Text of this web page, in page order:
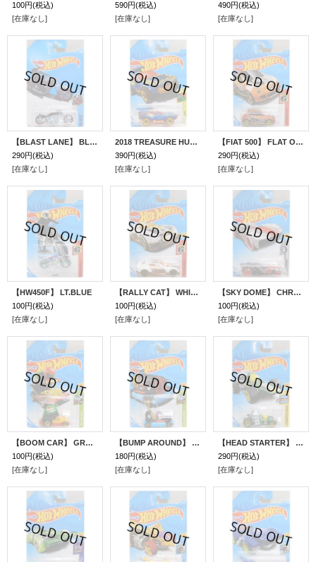
100円(税込)
[在庫なし]
590円(税込)
[在庫なし]
490円(税込)
[在庫なし]
【BLAST LANE】 BLACK/3SP
290円(税込)
[在庫なし]
2018 TREASURE HUNTS 【STING ROD II】 BLUE/BLOR
390円(税込)
[在庫なし]
【FIAT 500】 FLAT ORANGE/PR5
290円(税込)
[在庫なし]
【HW450F】 LT.BLUE
100円(税込)
[在庫なし]
【RALLY CAT】 WHITE/10SP
100円(税込)
[在庫なし]
【SKY DOME】 CHROME/5SP (開閉ギミック）
100円(税込)
[在庫なし]
【BOOM CAR】 GREEN-YELLOW-RED/5SP
100円(税込)
[在庫なし]
【BUMP AROUND】 BLACK-RED-LT.BLUE/5SP
180円(税込)
[在庫なし]
【HEAD STARTER】 GREEN/5SP
290円(税込)
[在庫なし]